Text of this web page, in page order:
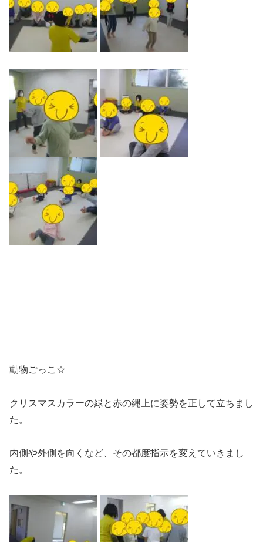
動物ごっこ☆
クリスマスカラーの緑と赤の縄上に姿勢を正して立ちまし
た。
内側や外側を向くなど、その都度指示を変えていきまし
た。